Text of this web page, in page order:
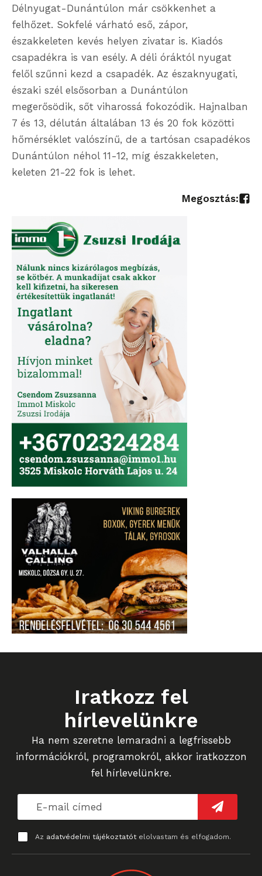
Délnyugat-Dunántúlon már csökkenhet a
felhőzet. Sokfelé várható eső, zápor,
északkeleten kevés helyen zivatar is. Kiadós
csapadékra is van esély. A déli óráktól nyugat
felől szűnni kezd a csapadék. Az északnyugati,
északi szél elsősorban a Dunántúlon
megerősödik, sőt viharossá fokozódik. Hajnalban
7 és 13, délután általában 13 és 20 fok közötti
hőmérséklet valószínű, de a tartósan csapadékos
Dunántúlon néhol 11-12, míg északkeleten,
keleten 21-22 fok is lehet.
Megosztás:
Iratkozz fel
hírlevelünkre
Ha nem szeretne lemaradni a legfrissebb
információkról, programokról, akkor iratkozzon
fel hírlevelünkre.
Az adatvédelmi tájékoztatótelolvastam és elfogadom.